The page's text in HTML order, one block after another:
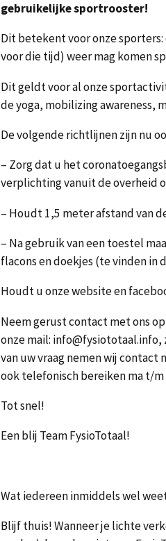
gebruikelijke sportrooster!
Dit betekent voor onze
voor die tijd) weer mag komen
Dit geldt voor al onze
de yoga, mobilizing awareness,
De volgende richtlijnen zijn nu
– Zorg dat u het
verplichting vanuit de overheid
– Houdt 1,5 meter afstand van
– Na gebruik van een toestel
flacons en doekjes (te vinden in
Houdt u onze website en
Neem gerust contact met ons
onze mail:
van uw vraag nemen wij contact
ook telefonisch bereiken ma t/m
Tot snel!
Een blij Team FysioTotaal!
Wat iedereen inmiddels wel
Blijf thuis! Wanneer je lichte